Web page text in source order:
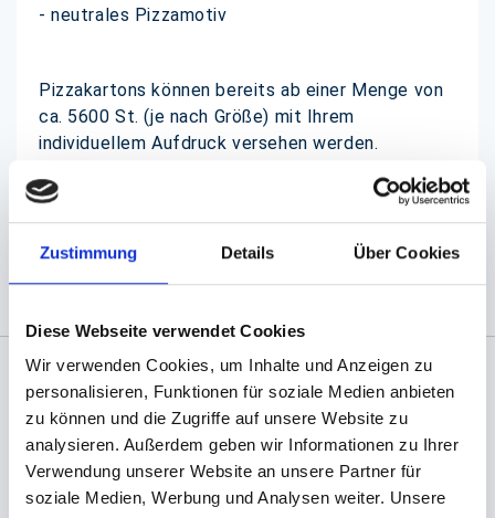
Zustimmung Details Über Cookies
Diese Webseite verwendet Cookies
Wir verwenden Cookies, um Inhalte und Anzeigen zu
personalisieren, Funktionen für soziale Medien anbieten
zu können und die Zugriffe auf unsere Website zu
analysieren. Außerdem geben wir Informationen zu Ihrer
Verwendung unserer Website an unsere Partner für
soziale Medien, Werbung und Analysen weiter. Unsere
- neutrales Pizzamotiv
Pizzakartons können bereits ab einer Menge von
ca. 5600 St. (je nach Größe) mit Ihrem
individuellem Aufdruck versehen werden.
(Abb. evtl. ähnlich, ggf. ohne Dekoration, Motiv
kann variieren)
Angaben zur Informationspflichten der GPSR
Produktsicherheitsverordnung:packpack.de GmbH, Am
Bullhamm 24-26, D-26441 Jever, info@packpack.de
Sie könnten auch an folgenden Artikeln
interessiert sein